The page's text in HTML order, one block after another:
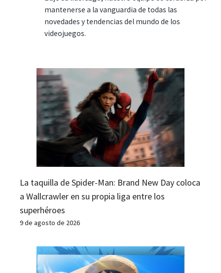
mantenerse a la vanguardia de todas las
novedades y tendencias del mundo de los
videojuegos.
La taquilla de Spider-Man: Brand New Day coloca
a Wallcrawler en su propia liga entre los
superhéroes
9 de agosto de 2026